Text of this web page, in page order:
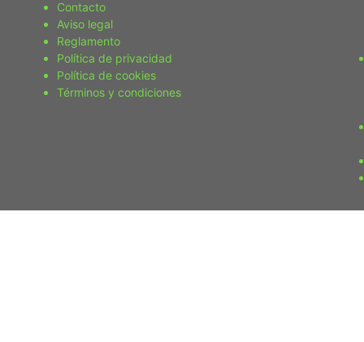
Contacto
Aviso legal
Reglamento
Política de privacidad
Política de cookies
Términos y condiciones